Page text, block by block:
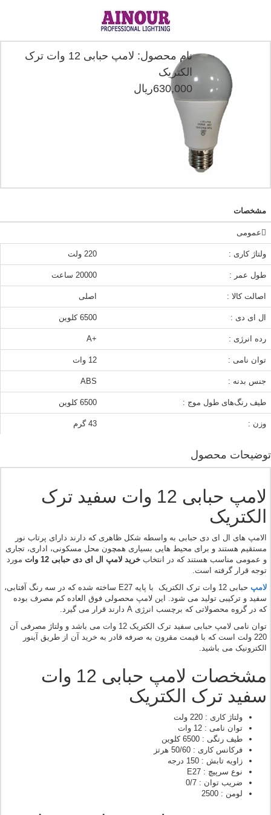
نام محصول: لامپ حبابی 12 وات ترک
الکتریک
630,000ريال
مشخصات
عمومی
ولتاژ کاری : 220 ولت
طول عمر : 20000 ساعت
اصالت کالا : اصلی
ال ای دی : 6500 کلوین
رده انرژی : +A
توان نامی : 12 وات
جنس بدنه : ABS
طیف رنگ‌های طول موج : 6500 کلوین
وزن : 43 گرم
توضیحات محصول
لامپ حبابی 12 وات سفید ترک
الکتریک
الامپ های ال ای دی حبابی به واسطه شکل ظاهری که دارند دارای پرتاب نور
مستقیم هستند و برای محیط هایی بسیاری همچون محل مسکونی، اداری، تجاری
و عمومی مناسب هستند که در انتخاب خرید لامپ ال ای دی حبابی 12 وات
مورد
توجه قرار گرفته است.
لامپ
حبابی 12 وات ترک الکتریک با پایه E27 ساخته شده که در سه رنگ آفتابی،
سفید و ترکیبی تولید می شود. این لامپ محصولی فوق العاده کم مصرف بوده
که در گروه محصولاتی که برچسب انرژی A دارند قرار می گیرد.
توان نامی لامپ حبابی سفید ترک الکتریک 12 وات می باشد و ولتاژ مصرفی آن
220 ولت است که با قیمت مقرون به صرفه قادر به خرید آن از طریق آینور
الکترونیک می باشید.
مشخصات لامپ حبابی 12 وات
سفید ترک الکتریک
ولتاژ کاری : 220 ولت
توان نامی : 12 وات
طیف رنگی : 6500 کلوین
فرکانس کاری : 50/60 هرتز
زاویه تابش : 150 درجه
نوع سرپیچ : E27
ضریب توان : 0/7
لومن : 2500